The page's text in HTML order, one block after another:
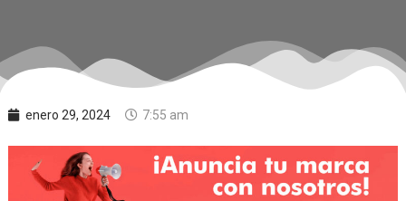
enero 29, 2024 7:55 am